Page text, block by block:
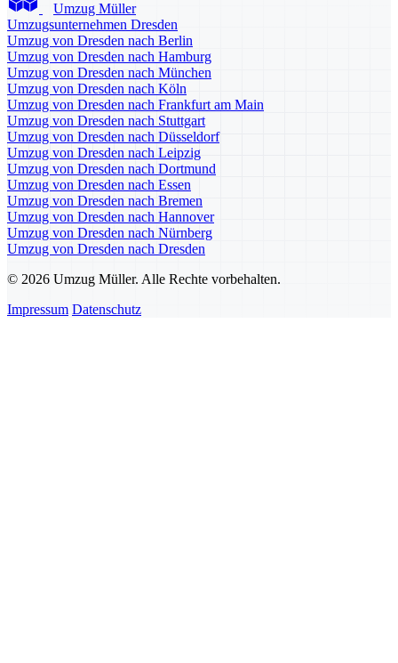
Umzug Müller
Umzugsunternehmen Dresden
Umzug von Dresden nach Berlin
Umzug von Dresden nach Hamburg
Umzug von Dresden nach München
Umzug von Dresden nach Köln
Umzug von Dresden nach Frankfurt am Main
Umzug von Dresden nach Stuttgart
Umzug von Dresden nach Düsseldorf
Umzug von Dresden nach Leipzig
Umzug von Dresden nach Dortmund
Umzug von Dresden nach Essen
Umzug von Dresden nach Bremen
Umzug von Dresden nach Hannover
Umzug von Dresden nach Nürnberg
Umzug von Dresden nach Dresden
© 2026 Umzug Müller. Alle Rechte vorbehalten.
Impressum Datenschutz